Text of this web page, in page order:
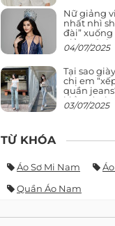
Nữ giảng
nhất nhì
đài”
giảng
04/07/2025
Tại sao
chị em
quần
kiểu này
03/07/2025
TỪ KHÓA
Áo Sơ Mi Nam
Quần Áo Nam